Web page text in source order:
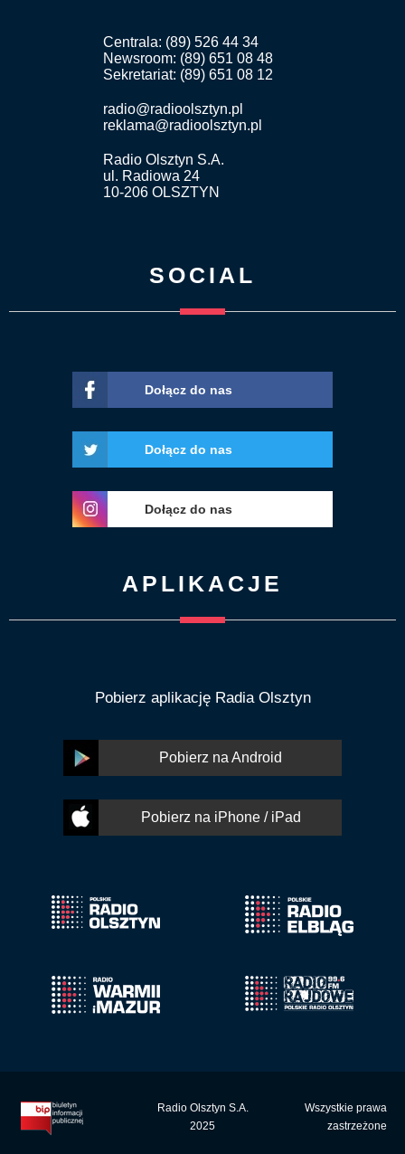
Centrala: (89) 526 44 34
Newsroom: (89) 651 08 48
Sekretariat: (89) 651 08 12
radio@radioolsztyn.pl
reklama@radioolsztyn.pl
Radio Olsztyn S.A.
ul. Radiowa 24
10-206 OLSZTYN
SOCIAL
Dołącz do nas
Dołącz do nas
Dołącz do nas
APLIKACJE
Pobierz aplikację Radia Olsztyn
Pobierz na Android
Pobierz na iPhone / iPad
Radio Olsztyn S.A.
2025
Wszystkie prawa
zastrzeżone